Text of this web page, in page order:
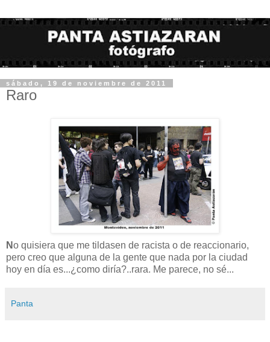
sábado, 19 de noviembre de 2011
Raro
No quisiera que me tildasen de racista o de reaccionario,
pero creo que alguna de la gente que nada por la ciudad
hoy en día es...¿como diría?..rara. Me parece, no sé...
Panta